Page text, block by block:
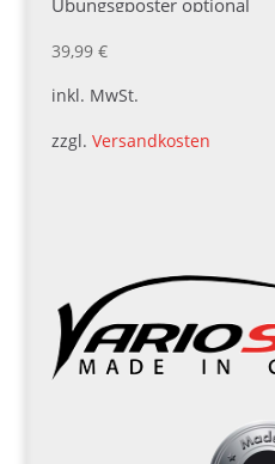
Designed in Germany
39,99 €
inkl. MwSt.
zzgl. Versandkosten